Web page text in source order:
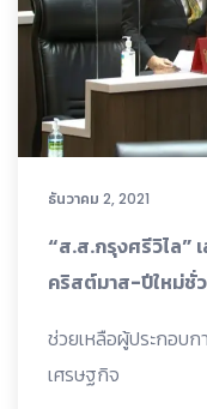
ธันวาคม 2, 2021
“ส.ส.กรุงศรีวิไล”
คริสต์มาส-ปีใหม่ชั่
ช่วยเหลือผู้ประกอบ
เศรษฐกิจ